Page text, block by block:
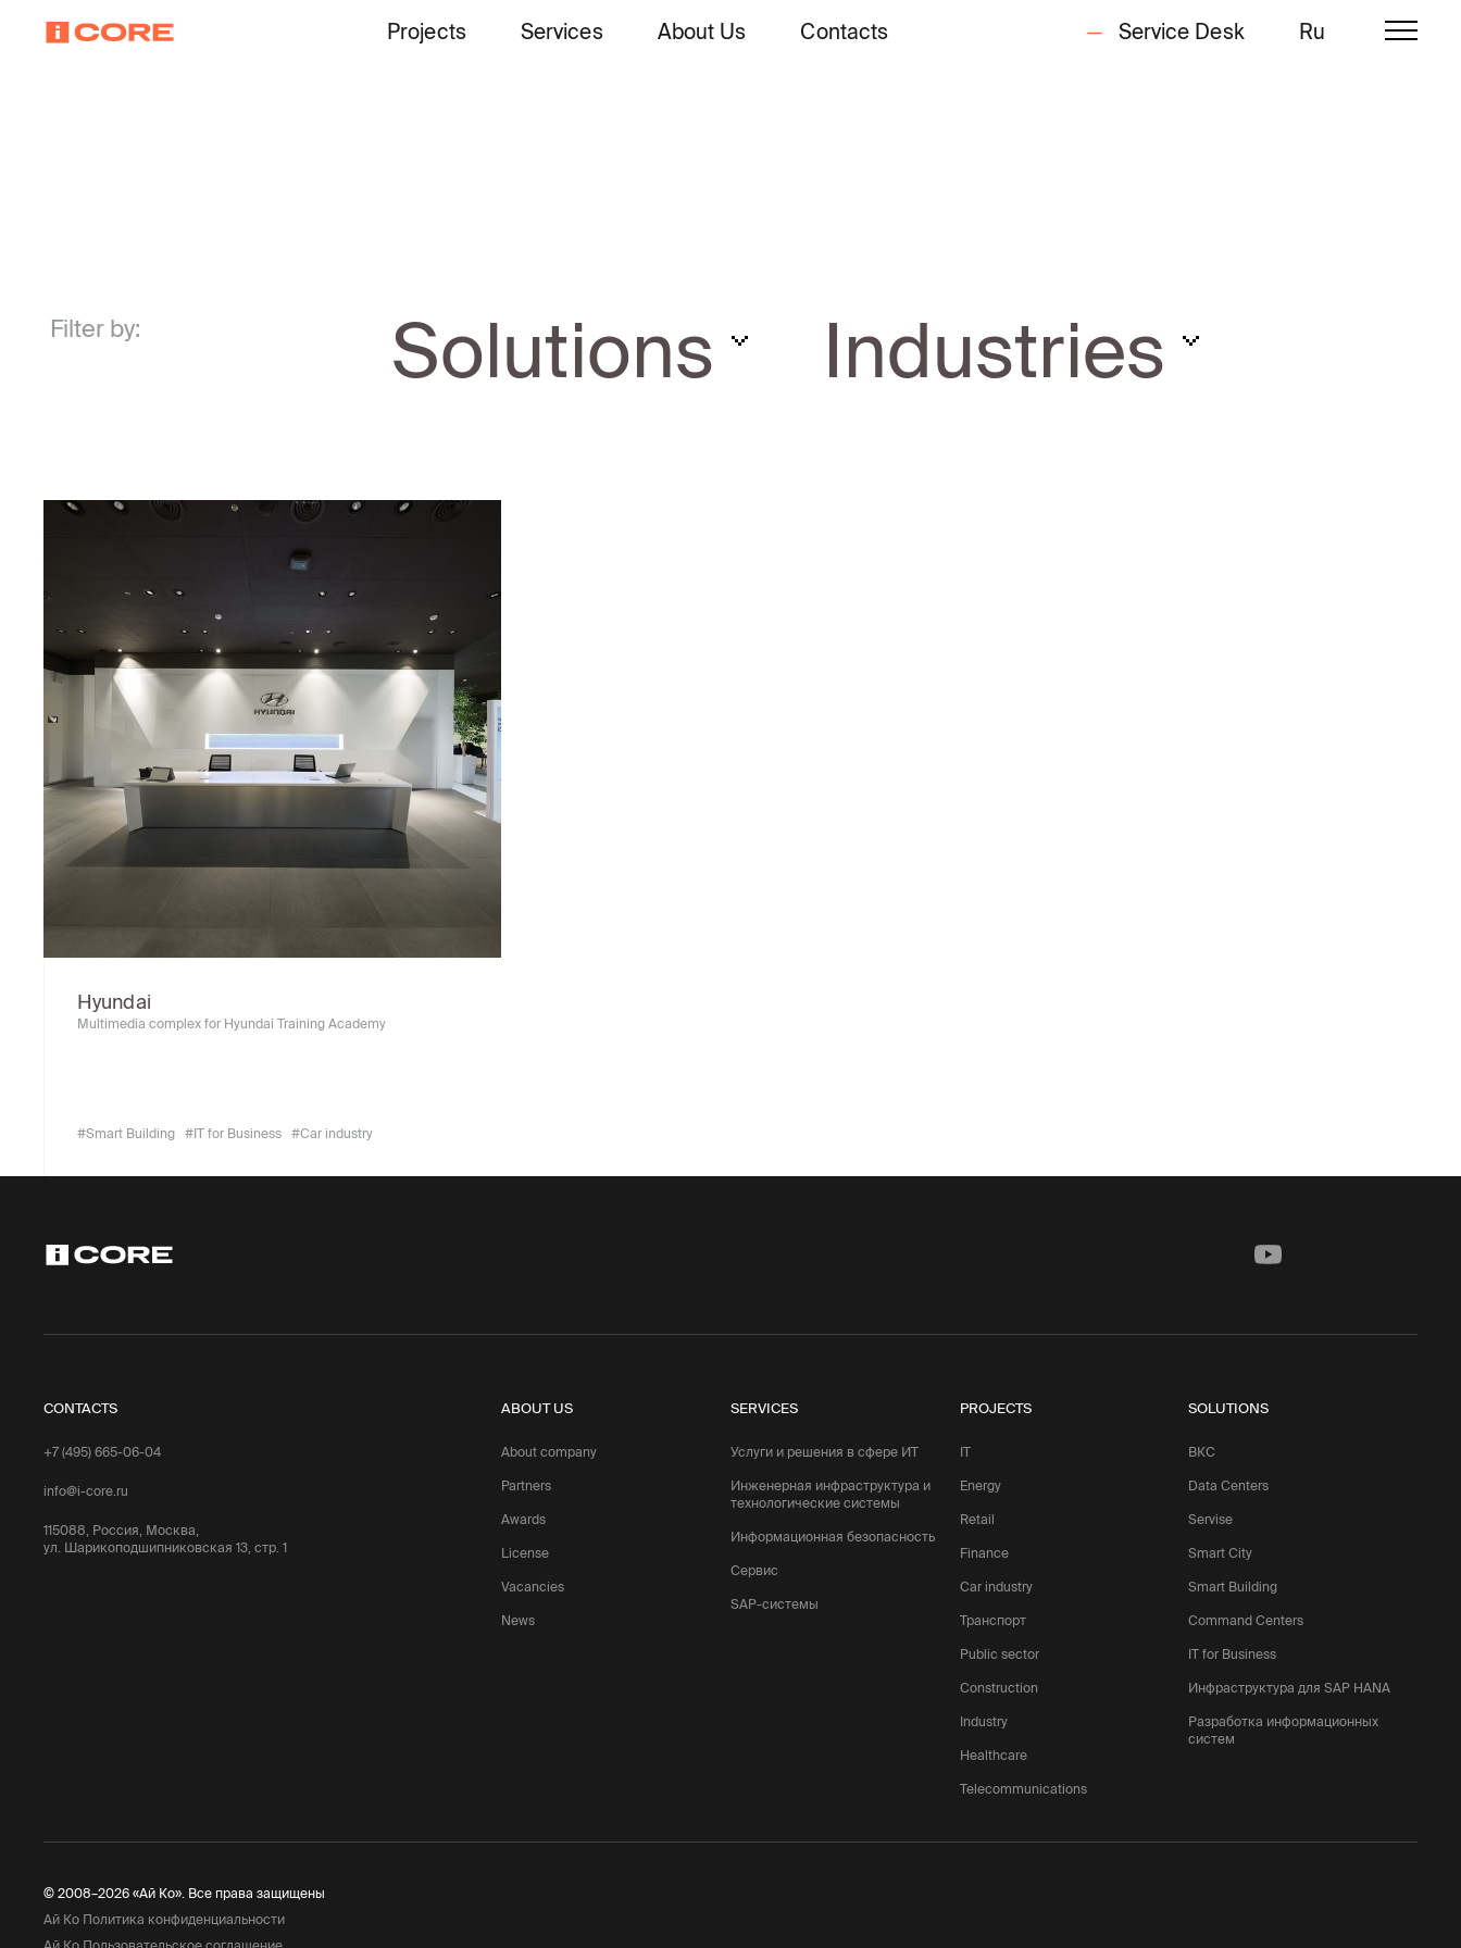
Projects Services About Us Contacts Service Desk Ru
Filter by: Solutions Industries
Hyundai
Multimedia complex for Hyundai Training Academy
#Smart Building #IT for Business #Car industry
CONTACTS
+7 (495) 665-06-04
info@i-core.ru
115088, Россия, Москва,
ул. Шарикоподшипниковская 13, стр. 1
ABOUT US
About company
Partners
Awards
License
Vacancies
News
SERVICES
Услуги и решения в сфере ИТ
Инженерная инфраструктура и
технологические системы
Информационная безопасность
Сервис
SAP-системы
PROJECTS
IT
Energy
Retail
Finance
Car industry
Транспорт
Public sector
Construction
Industry
Healthcare
Telecommunications
SOLUTIONS
ВКС
Data Centers
Servise
Smart City
Smart Building
Command Centers
IT for Business
Инфраструктура для SAP HANA
Разработка информационных
систем
© 2008–2026 «Ай Ко». Все права защищены
Ай Ко Политика конфиденциальности